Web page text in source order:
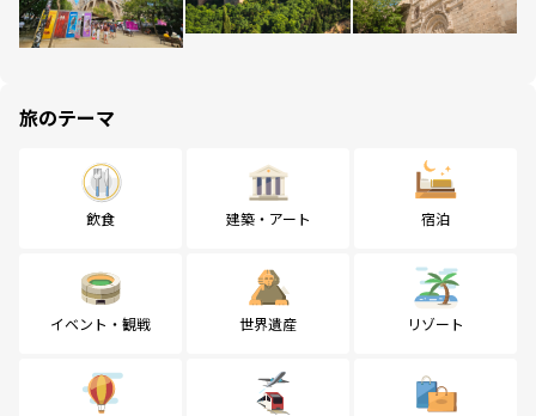
旅のテーマ
飲食 建築・アート 宿泊
イベント・観戦 世界遺産 リゾート